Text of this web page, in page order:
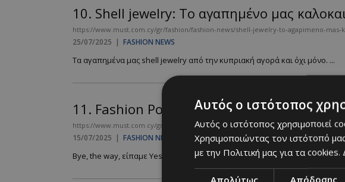
10. Shell jewelry: Το αγαπημένο μας
https://www.must.com.cy/gr/fashion/fashion-news/shell-jewelry-to-agapimeno-mas-
25/07/2025 | FASHION NEWS
Τα αγαπημένα μας shell jewelry από την κυπριακή αγορά και όχι μόνο. ...
11. Fashion Police στους γάμους, γιατί
https://www.must.com.cy/gr/fashion/fashion-news/fashion-police-stoys-gamos-giati-
15/07/2025 | FASHION NEWS
Bye, the way, είπαμε Yes to the dress, wedding guest edition?...
Αυτός ο ιστότοπος
Αυτός ο ιστότοπος χρησιμοποιεί
Χρησιμοποιώντας τον ιστότοπό
με την Πολιτική μας για τα cookies.
Απολύτως
Απόδοσης